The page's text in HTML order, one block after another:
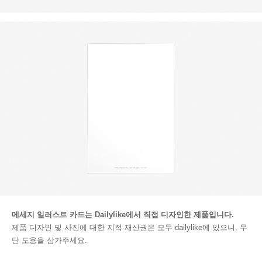
메세지 일러스트 카드는 Dailylike에서 직접 디자인한 제품입니다.
제품 디자인 및 사진에 대한 지적 재산권은 모두 dailylike에 있으니, 무
단 도용을 삼가주세요.